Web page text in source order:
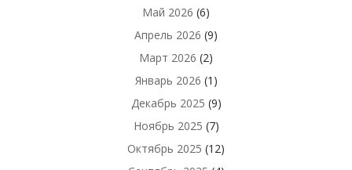
Май 2026 (6)
Апрель 2026 (9)
Март 2026 (2)
Январь 2026 (1)
Декабрь 2025 (9)
Ноябрь 2025 (7)
Октябрь 2025 (12)